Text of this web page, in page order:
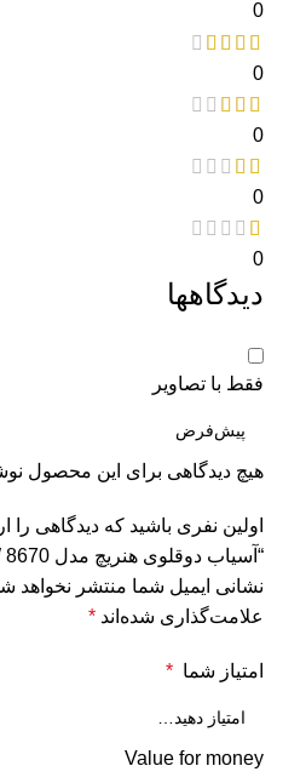
0
0
0
0
0
دیدگاهها
فقط با تصاویر
هیچ دیدگاهی برای این محصول
اولین نفری باشید که دیدگاهی را
“آسیاب دوقلوی هنریچ مدل HKW 8670”
نشانی ایمیل شما منتشر نخواهد
علامت‌گذاری شده‌اند *
امتیاز شما *
Value for money